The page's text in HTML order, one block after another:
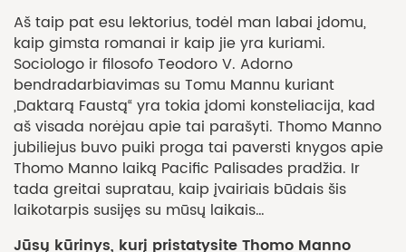
Aš taip pat esu lektorius, todėl man labai įdomu,
kaip gimsta romanai ir kaip jie yra kuriami.
Sociologo ir filosofo Teodoro V. Adorno
bendradarbiavimas su Tomu Mannu kuriant
„Daktarą Faustą“ yra tokia įdomi konsteliacija, kad
aš visada norėjau apie tai parašyti. Thomo Manno
jubiliejus buvo puiki proga tai paversti knygos apie
Thomo Manno laiką Pacific Palisades pradžia. Ir
tada greitai supratau, kaip įvairiais būdais šis
laikotarpis susijęs su mūsų laikais…
Jūsų kūrinys, kurį pristatysite Thomo Manno